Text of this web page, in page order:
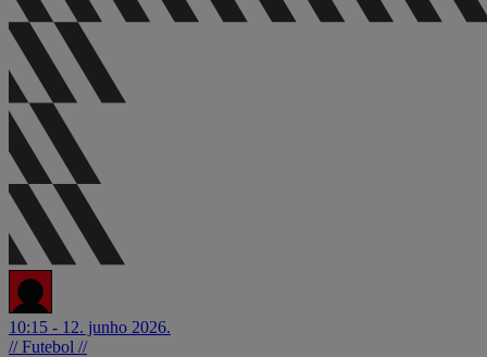
10:15 - 12. junho 2026.
// Futebol //